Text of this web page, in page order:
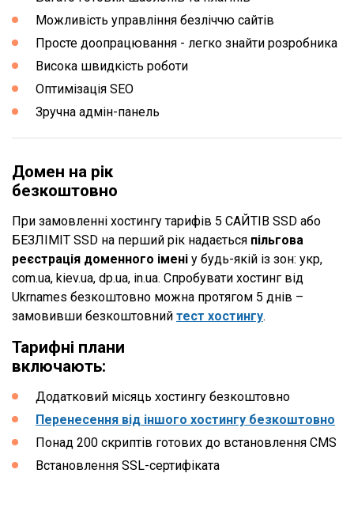
Можливість управління безліччю сайтів
Просте доопрацювання - легко знайти розробника
Висока швидкість роботи
Оптимізація SEO
Зручна адмін-панель
Домен на рік
безкоштовно
При замовленні хостингу тарифів 5 САЙТІВ SSD або
БЕЗЛІМІТ SSD на перший рік надається пільгова
реєстрація доменного імені у будь-якій із зон: укр,
com.ua, kiev.ua, dp.ua, in.ua. Спробувати хостинг від
Ukrnames безкоштовно можна протягом 5 днів –
замовивши безкоштовний тест хостингу.
Тарифні плани
включають:
Додатковий місяць хостингу безкоштовно
Перенесення від іншого хостингу безкоштовно
Понад 200 скриптів готових до встановлення CMS
Встановлення SSL-сертифіката